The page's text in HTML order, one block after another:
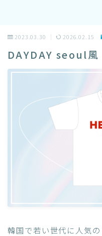
2023.03.30 2026.02.15
DAYDAY seoul風
韓国で若い世代に人気